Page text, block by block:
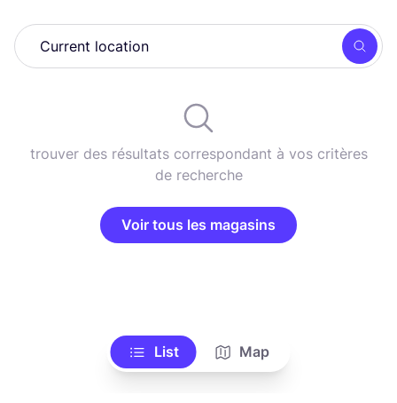
trouver des résultats correspondant à vos critères
de recherche
Voir tous les magasins
List Map